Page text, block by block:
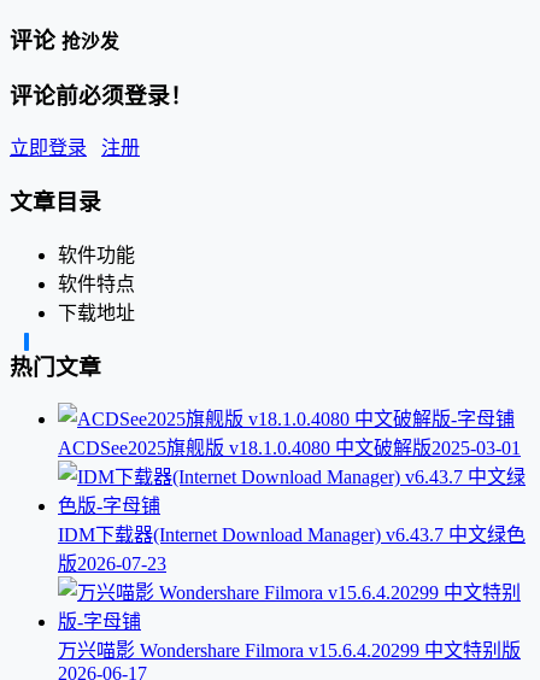
评论 抢沙发
评论前必须登录！
立即登录 注册
文章目录
软件功能
软件特点
下载地址
热门文章
ACDSee2025旗舰版 v18.1.0.4080 中文破解版2025-03-01
IDM下载器(Internet Download Manager) v6.43.7 中文绿色
版2026-07-23
万兴喵影 Wondershare Filmora v15.6.4.20299 中文特别版
2026-06-17